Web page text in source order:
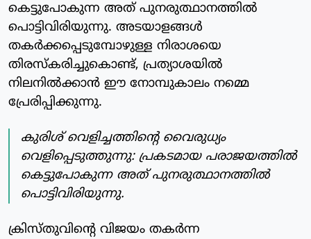
കെട്ടുപോകുന്ന അത് പുനരുത്ഥാനത്തില്‍
പൊട്ടിവിരിയുന്നു. അടയാളങ്ങള്‍
തകര്‍ക്കപ്പെടുമ്പോഴുള്ള നിരാശയെ
തിരസ്‌കരിച്ചുകൊണ്ട്, പ്രത്യാശയില്‍
നിലനില്‍ക്കാന്‍ ഈ നോമ്പുകാലം നമ്മെ
പ്രേരിപ്പിക്കുന്നു.
കുരിശ് വെളിച്ചത്തിന്റെ വൈരുധ്യം
വെളിപ്പെടുത്തുന്നു: പ്രകടമായ പരാജയത്തില്‍
കെട്ടുപോകുന്ന അത് പുനരുത്ഥാനത്തില്‍
പൊട്ടിവിരിയുന്നു.
ക്രിസ്തുവിന്റെ വിജയം തകര്‍ന്ന